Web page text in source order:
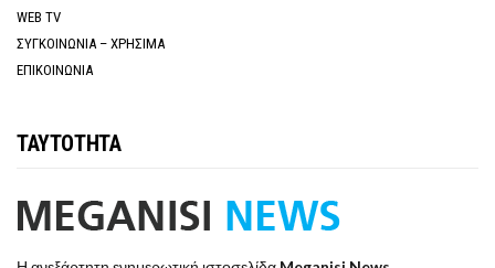
WEB TV
ΣΥΓΚΟΙΝΩΝΙΑ – ΧΡΗΣΙΜΑ
ΕΠΙΚΟΙΝΩΝΙΑ
ΤΑΥΤΟΤΗΤΑ